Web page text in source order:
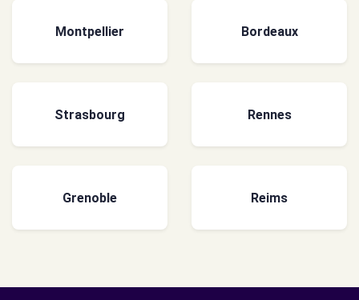
Montpellier Bordeaux
Strasbourg Rennes
Grenoble Reims